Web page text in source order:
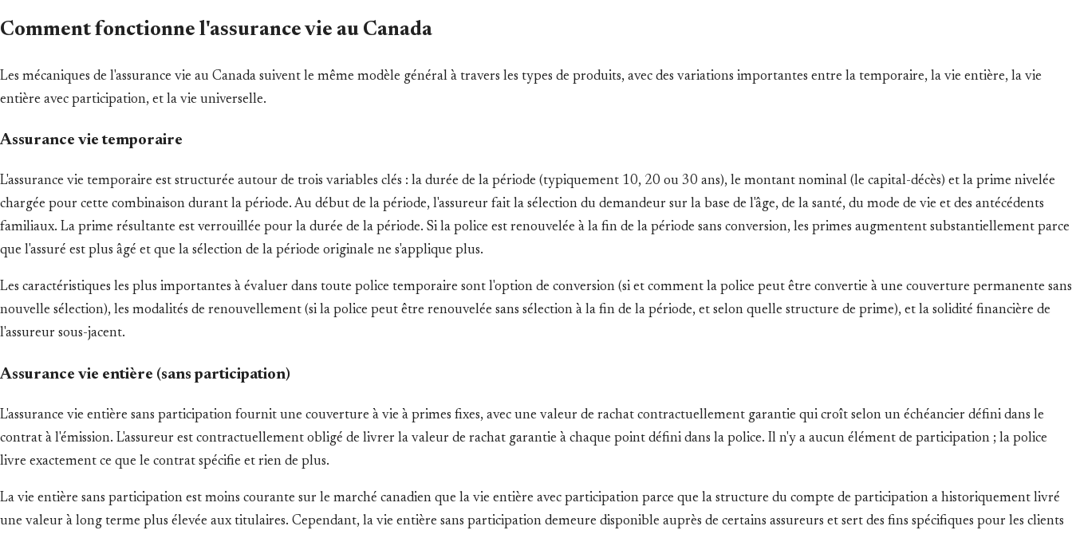
Comment fonctionne l'assurance vie au Canada
Les mécaniques de l'assurance vie au Canada suivent le même modèle général à travers les types de produits, avec des variations importantes entre la temporaire, la vie entière, la vie
entière avec participation, et la vie universelle.
Assurance vie temporaire
L'assurance vie temporaire est structurée autour de trois variables clés : la durée de la période (typiquement 10, 20 ou 30 ans), le montant nominal (le capital-décès) et la prime nivelée
chargée pour cette combinaison durant la période. Au début de la période, l'assureur fait la sélection du demandeur sur la base de l'âge, de la santé, du mode de vie et des antécédents
familiaux. La prime résultante est verrouillée pour la durée de la période. Si la police est renouvelée à la fin de la période sans conversion, les primes augmentent substantiellement parce
que l'assuré est plus âgé et que la sélection de la période originale ne s'applique plus.
Les caractéristiques les plus importantes à évaluer dans toute police temporaire sont l'option de conversion (si et comment la police peut être convertie à une couverture permanente sans
nouvelle sélection), les modalités de renouvellement (si la police peut être renouvelée sans sélection à la fin de la période, et selon quelle structure de prime), et la solidité financière de
l'assureur sous-jacent.
Assurance vie entière (sans participation)
L'assurance vie entière sans participation fournit une couverture à vie à primes fixes, avec une valeur de rachat contractuellement garantie qui croît selon un échéancier défini dans le
contrat à l'émission. L'assureur est contractuellement obligé de livrer la valeur de rachat garantie à chaque point défini dans la police. Il n'y a aucun élément de participation ; la police
livre exactement ce que le contrat spécifie et rien de plus.
La vie entière sans participation est moins courante sur le marché canadien que la vie entière avec participation parce que la structure du compte de participation a historiquement livré
une valeur à long terme plus élevée aux titulaires. Cependant, la vie entière sans participation demeure disponible auprès de certains assureurs et sert des fins spécifiques pour les clients